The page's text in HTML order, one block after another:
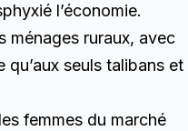
l’économie.
ménages ruraux, avec
seuls talibans et
femmes du marché